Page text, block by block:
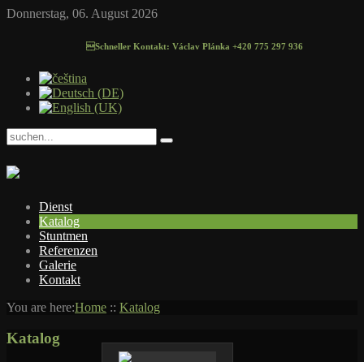
Donnerstag, 06. August 2026
Schneller Kontakt: Václav Plánka +420 775 297 936
Dienst
Katalog
Stuntmen
Referenzen
Galerie
Kontakt
You are here:Home :: Katalog
Katalog